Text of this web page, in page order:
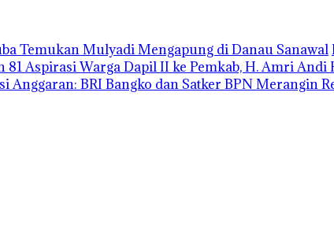
Temukan Mulyadi Mengapung di Danau Sanawal
81 Aspirasi Warga Dapil II ke Pemkab, H. Amri
Anggaran: BRI Bangko dan Satker BPN Merangin